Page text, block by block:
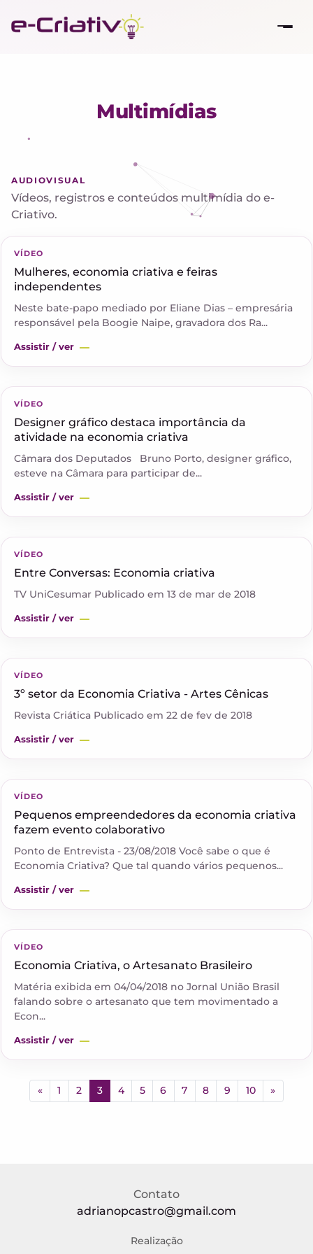
Multimídias
AUDIOVISUAL
Vídeos, registros e conteúdos multimídia do e-
Criativo.
▶
VÍDEO
Mulheres, economia criativa e feiras
independentes
Neste bate-papo mediado por Eliane Dias – empresária
responsável pela Boogie Naipe, gravadora dos Ra...
Assistir / ver
▶
VÍDEO
Designer gráfico destaca importância da
atividade na economia criativa
Câmara dos Deputados Bruno Porto, designer gráfico,
esteve na Câmara para participar de...
Assistir / ver
▶
VÍDEO
Entre Conversas: Economia criativa
TV UniCesumar Publicado em 13 de mar de 2018
Assistir / ver
▶
VÍDEO
3º setor da Economia Criativa - Artes Cênicas
Revista Criática Publicado em 22 de fev de 2018
Assistir / ver
▶
VÍDEO
Pequenos empreendedores da economia criativa
fazem evento colaborativo
Ponto de Entrevista - 23/08/2018 Você sabe o que é
Economia Criativa? Que tal quando vários pequenos...
Assistir / ver
▶
VÍDEO
Economia Criativa, o Artesanato Brasileiro
Matéria exibida em 04/04/2018 no Jornal União Brasil
falando sobre o artesanato que tem movimentado a
Econ...
Assistir / ver
« 1 2 3 4 5 6 7 8 9 10 »
Contato
adrianopcastro@gmail.com
Realização